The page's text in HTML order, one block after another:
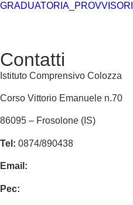
Contatti
Istituto Comprensivo Colozza
Corso Vittorio Emanuele n.70
86095 – Frosolone (IS)
Tel: 0874/890438
Email:
Pec: